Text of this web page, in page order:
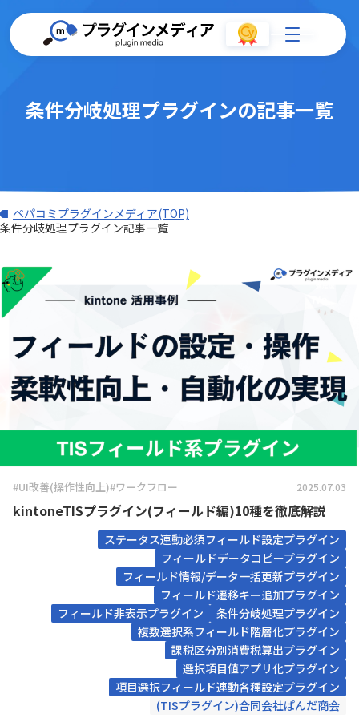
条件分岐処理プラグインの記事一覧
ペパコミプラグインメディア(TOP)
条件分岐処理プラグイン記事一覧
#UI改善(操作性向上)#ワークフロー 2025.07.03
kintoneTISプラグイン(フィールド編)10種を徹底解説
ステータス連動必須フィールド設定プラグイン
フィールドデータコピープラグイン
フィールド情報/データ一括更新プラグイン
フィールド遷移キー追加プラグイン
フィールド非表示プラグイン
条件分岐処理プラグイン
複数選択系フィールド階層化プラグイン
課税区分別消費税算出プラグイン
選択項目値アプリ化プラグイン
項目選択フィールド連動各種設定プラグイン
(TISプラグイン)合同会社ぱんだ商会